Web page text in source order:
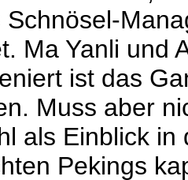
Schnösel-
Ma Yanli und
ist das
Muss aber
als Einblick
Pekings